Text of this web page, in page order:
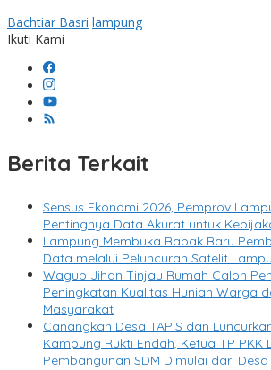
Bachtiar Basri lampung
Ikuti Kami
Berita Terkait
Sensus Ekonomi 2026, Pemprov
Pentingnya Data Akurat untuk
Lampung Membuka Babak Baru
Data melalui Peluncuran Satelit
Wagub Jihan Tinjau Rumah Calon
Peningkatan Kualitas Hunian Warga
Masyarakat
Canangkan Desa TAPIS dan
Kampung Rukti Endah, Ketua TP PKK
Pembangunan SDM Dimulai dari Desa